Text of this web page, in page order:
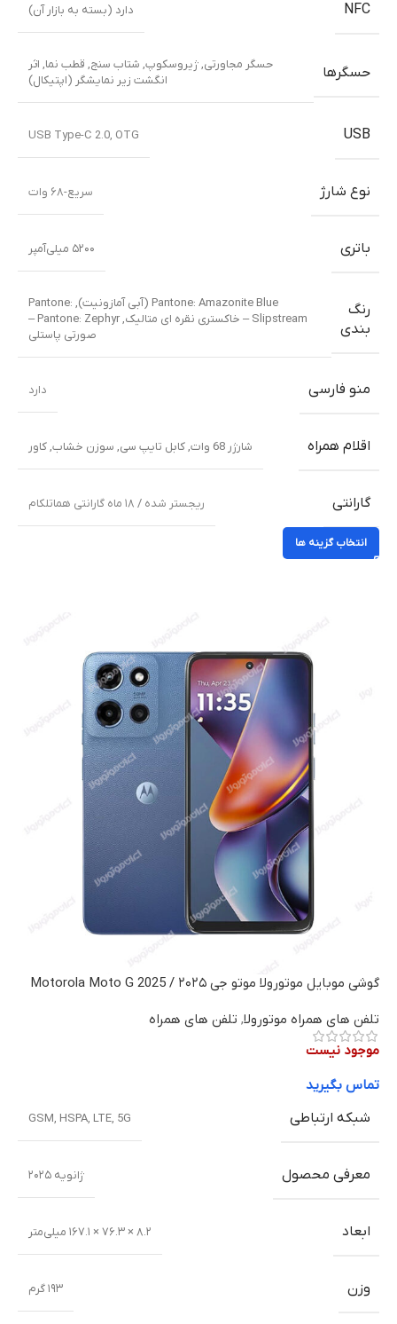
NFC دارد (بسته به بازار آن)
حسگرها حسگر مجاورتی,ژیروسکوپ, شتاب سنج, قطب نما, اثر
انگشت زیر نمایشگر (اپتیکال)
USB
USB Type-C 2.0, OTG
نوع شارژ سریع-۶۸ وات
باتری ۵۲۰۰ میلی‌آمپر
رنگ
بندی
Pantone: Amazonite Blue (آبی آمازونیت) ,
Pantone:
Slipstream – خاکستری نقره ای متالیک
,
Pantone: Zephyr –
صورتی پاستلی
منو فارسی دارد
اقلام همراه شارژر 68 وات ,کابل تایپ سی, سوزن خشاب,کاور
گارانتی ریجستر شده / ۱۸ ماه گارانتی هماتلکام
انتخاب گزینه ها
گوشی موبایل موتورولا موتو جی ۲۰۲۵ / Motorola Moto G 2025
تلفن های همراه موتورولا, تلفن های همراه
موجود نیست
تماس بگیرید
شبکه ارتباطی
GSM, HSPA, LTE, 5G
معرفی محصول ژانویه ۲۰۲۵
ابعاد ۸.۲ × ۷۶.۳ × ۱۶۷.۱ میلی‌متر
وزن ۱۹۳ گرم